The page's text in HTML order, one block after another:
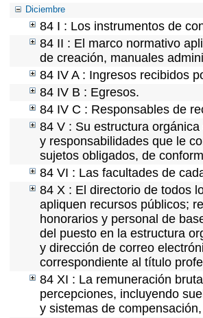
Diciembre
84 I : Los instrumentos de
84 II : El marco normativo
de creación, manuales
84 IV A : Ingresos recibidos
84 IV B : Egresos.
84 IV C : Responsables de
84 V : Su estructura
y responsabilidades que le
sujetos obligados, de
84 VI : Las facultades de
84 X : El directorio de todos
apliquen recursos públicos;
honorarios y personal de
del puesto en la estructura
y dirección de correo
correspondiente al título
84 XI : La remuneración
percepciones, incluyendo
y sistemas de